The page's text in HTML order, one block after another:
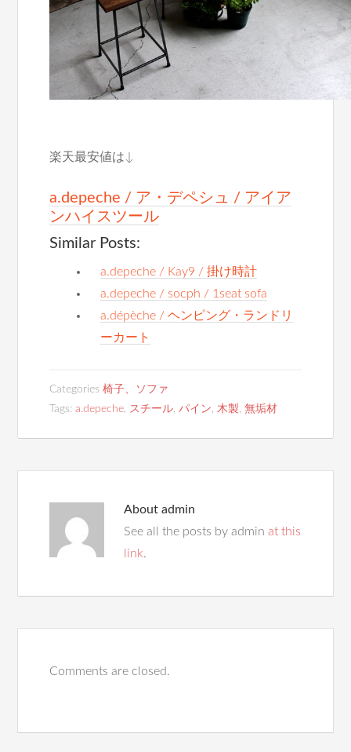
楽天最安値は↓
a.depeche / ア・デペシュ / アイア
ンハイスツール
Similar Posts:
a.depeche / Kay9 / 掛け時計
a.depeche / socph / 1seat sofa
a.dépèche / ヘンピング・ランドリ
ーカート
Categories椅子、ソファ
Tags:a.depeche, スチール,パイン,木製,無垢材
About admin
See all the posts by adminat this
link.
Comments are closed.